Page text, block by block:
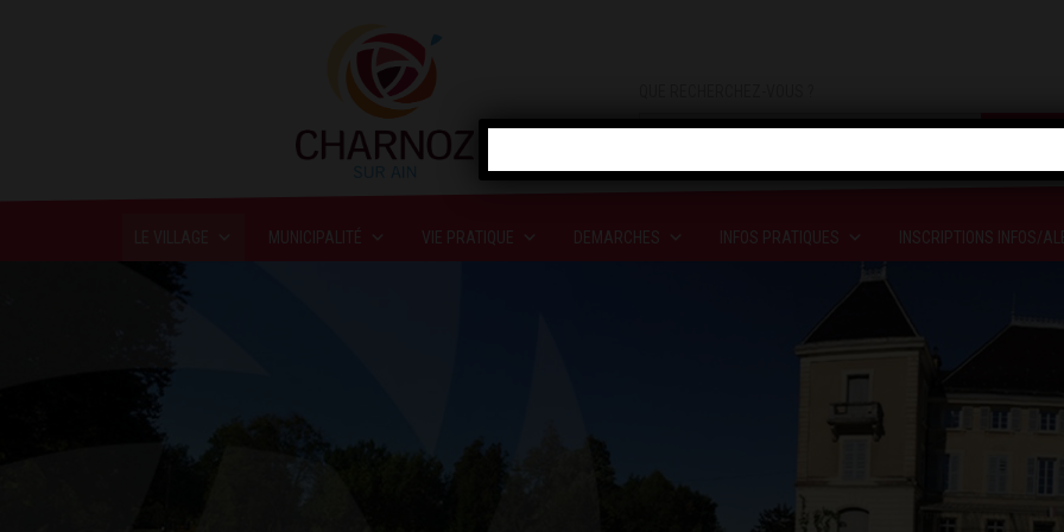
MUNICIPALITÉ VIE PRATIQUE DEMARCHES INFOS PRATIQUES INSCRIPTIONS INFOS/